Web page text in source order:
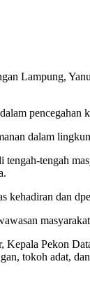
Lampung,
dalam
tengah
dan
Pekon
tokoh adat,